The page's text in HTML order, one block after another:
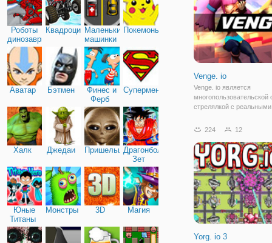
Роботы
динозавры
КвадроциклыМаленькие
машинки
Покемоны
Аватар Бэтмен
Финес и
Ферб
Супермен
Халк Джедаи ПришельцыДрагонболл
Зет
Юные
Титаны
Монстры 3D Магия
Venge. io
Venge. io является
многопользовательской
стрелялкой с
вы можете играть без
в таблицу лидеров вам
224 12
Yorg. io 3